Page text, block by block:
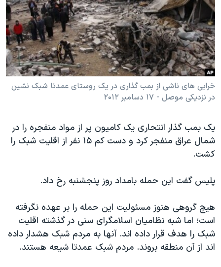
فرهنگ و زندگی
حقوق شهروندی
اقتصادی
علم و فناوری
گالری عکس
مستندها
انتخابات ریاست جمهوری آمریکا ۲۰۲۴
حمله جمهوری اسلامی به اسرائیل
رمز مهسا
اعتراضات زن، زندگی، آزادی
تریبونال مردمی آبان ۹۸
دادگاه حمید نوری
قانون شفافیت دارائی کادر رهبری ایران
اعتراضات مردمی آبان ۹۸
اسرائیل در جنگ
نرگس محمدی برنده جایزه نوبل صلح
دنبال کنید
زبانهای مختلف
خرابی های ناشی از بمب گذاری در یک روستای عمدتا شبک نشین
در نزدیکی موصل - ۱۷ دسامبر ۲۰۱۲
یک بمب گذار انتحاری یک کامیون پر از مواد منفجره را در
شمال عراق منفجر کرد و دست کم ۱۵ نفر از اقلیت شبک را
کشت.
پلیس گفت این حمله بامداد روز پنجشنبه رخ داد.
هیچ گروهی هنوز مسئولیت این حمله را بر عهده نگرفته
است؛ اما شبه نظامیان اسلامگرای سنی در گذشته اقلیت
شبک را هدف قرار داده اند. آنها به مردم شبک هشدار داده
اند از آن منطقه بروند. مردم شبک عمدتا شیعه هستند.